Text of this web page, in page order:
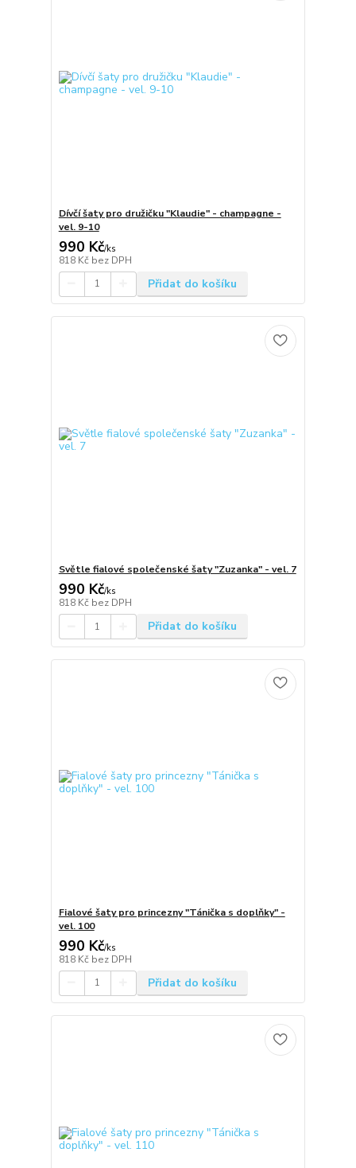
Dívčí šaty pro družičku "Klaudie" - champagne -
vel. 9-10
990 Kč/ks
818 Kč bez DPH
Přidat do košíku
Světle fialové společenské šaty "Zuzanka" - vel. 7
990 Kč/ks
818 Kč bez DPH
Přidat do košíku
Fialové šaty pro princezny "Tánička s doplňky" -
vel. 100
990 Kč/ks
818 Kč bez DPH
Přidat do košíku